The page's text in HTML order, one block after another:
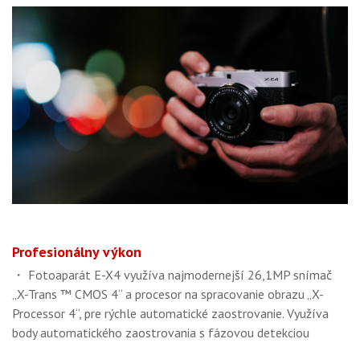
Profesionálny výkon
・ Fotoaparát E-X4 využíva najmodernejší 26,1MP snímač
„X-Trans ™ CMOS 4“ a procesor na spracovanie obrazu „X-
Processor 4“, pre rýchle automatické zaostrovanie. Využíva
body automatického zaostrovania s fázovou detekciou